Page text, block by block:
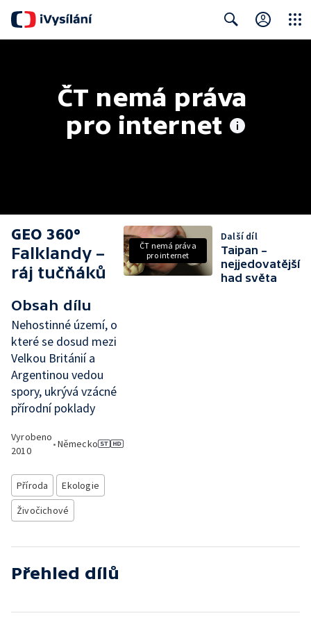
ČT nemá práva
pro internet
GEO 360°
Falklandy –
ráj tučňáků
Obsah dílu
Nehostinné území, o
které se dosud mezi
Velkou Británií a
Argentinou vedou
spory, ukrývá vzácné
přírodní poklady
Vyrobeno
2010
•Německo
Příroda
Ekologie
Živočichové
ČT nemá práva
pro internet
Další díl
Taipan –
nejjedovatější
had světa
Přehled dílů